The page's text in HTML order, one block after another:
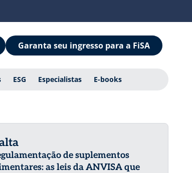
Garanta seu ingresso para a FiSA
ESG Especialistas E-books
de suplementos
as leis da ANVISA que